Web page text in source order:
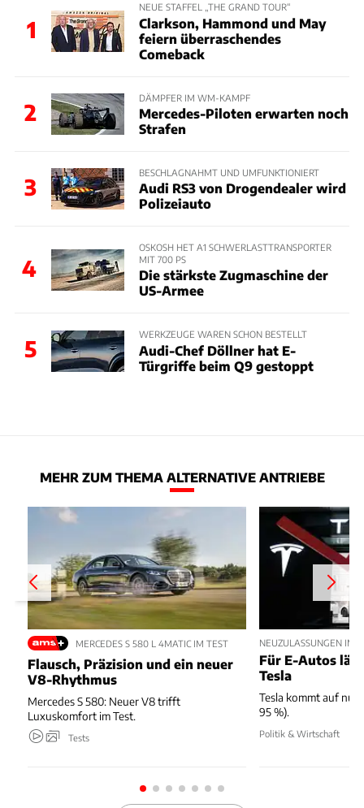
1
NEUE STAFFEL „THE GRAND TOUR“
Clarkson, Hammond und May
feiern überraschendes
Comeback
2
DÄMPFER IM WM-KAMPF
Mercedes-Piloten erwarten noch
Strafen
3
BESCHLAGNAHMT UND UMFUNKTIONIERT
Audi RS3 von Drogendealer wird
Polizeiauto
4
OSKOSH HET A1 SCHWERLASTTRANSPORTER
MIT 700 PS
Die stärkste Zugmaschine der
US-Armee
5
WERKZEUGE WAREN SCHON BESTELLT
Audi-Chef Döllner hat E-
Türgriffe beim Q9 gestoppt
MEHR ZUM THEMA ALTERNATIVE ANTRIEBE
MERCEDES S 580 L 4MATIC IM TEST
Flausch, Präzision und ein neuer
V8-Rhythmus
Mercedes S 580: Neuer V8 trifft
Luxuskomfort im Test.
Tests
NEUZULASSUNGEN IM
Für E-Autos
Tesla
Tesla kommt auf nur
95 %).
Politik & Wirtschaft